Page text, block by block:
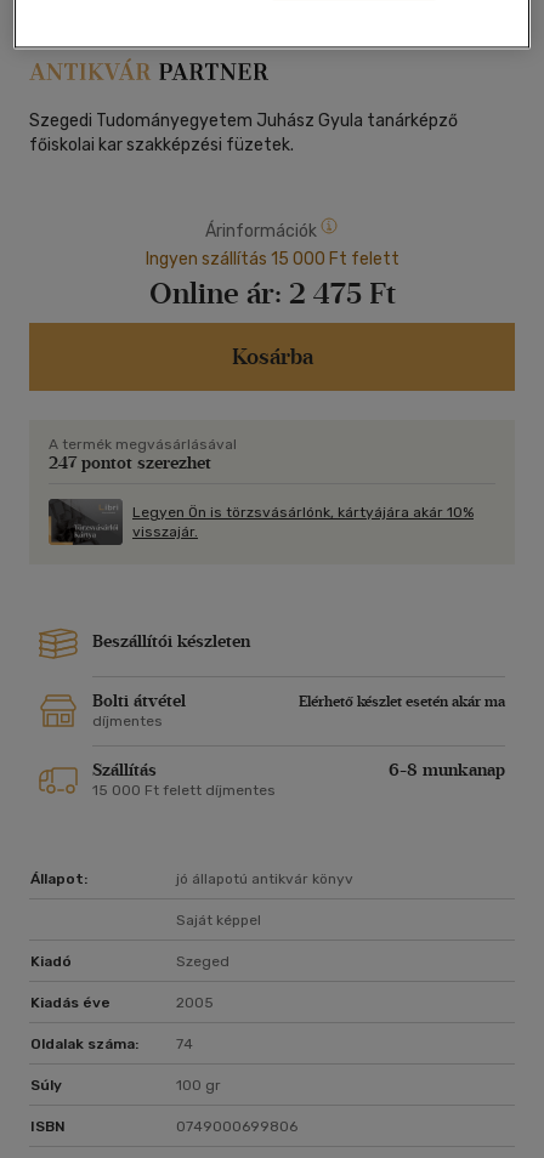
Szegedi Tudományegyetem Juhász Gyula tanárképző
főiskolai kar szakképzési füzetek.
Árinformációk
Ingyen szállítás 15 000 Ft felett
Online ár: 2 475 Ft
Kosárba
A termék megvásárlásával
247 pontot szerezhet
Legyen Ön is törzsvásárlónk, kártyájára akár 10%
visszajár.
Beszállítói készleten
Bolti átvétel
Elérhető készlet esetén akár ma
díjmentes
Szállítás 6-8 munkanap
15 000 Ft felett díjmentes
Állapot: jó állapotú antikvár könyv
Saját képpel
Kiadó Szeged
Kiadás éve 2005
Oldalak száma: 74
Súly 100 gr
ISBN 0749000699806